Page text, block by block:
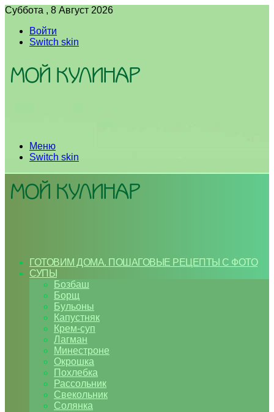
Суббота , 8 Август 2026
Войти
Switch skin
Меню
Switch skin
ГОТОВИМ ДОМА. ПОШАГОВЫЕ РЕЦЕПТЫ С ФОТО
СУПЫ
Бозбаш
Борщ
Бульоны
Капустняк
Крем-суп
Лагман
Минестроне
Окрошка
Похлебка
Рассольник
Свекольник
Солянка